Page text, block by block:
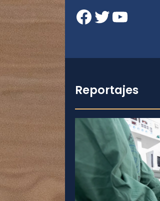
Facebook Twitter YouTube
Reportajes